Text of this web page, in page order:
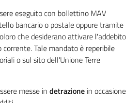
eseguito con bollettino MAV
bancario o postale oppure tramite
che desiderano attivare l'addebito
Tale mandato è reperibile
o sul sito dell'Unione Terre
messe in detrazione in occasione